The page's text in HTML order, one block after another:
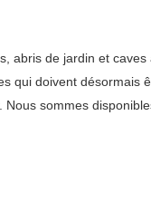
de jardin et
doivent
sommes